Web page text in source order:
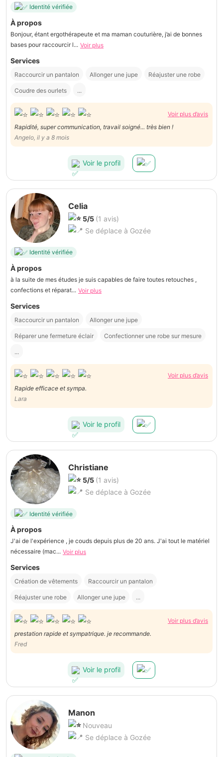
Identité vérifiée
À propos
Bonjour, étant ergothérapeute et ma maman couturière, j’ai de bonnes
bases pour raccourcir l... Voir plus
Services
Raccourcir un pantalon Allonger une jupe Réajuster une robe
Coudre des ourlets ...
Voir plus d’avis
Rapidité, super communication, travail soigné... très bien !
Angelo, il y a 8 mois
Voir le profil
Celia
5/5 (1 avis)
Se déplace à Gozée
Identité vérifiée
À propos
à la suite de mes études je suis capables de faire toutes retouches ,
confections et réparat... Voir plus
Services
Raccourcir un pantalon Allonger une jupe
Réparer une fermeture éclair Confectionner une robe sur mesure
...
Voir plus d’avis
Rapide efficace et sympa.
Lara
Voir le profil
Christiane
5/5 (1 avis)
Se déplace à Gozée
Identité vérifiée
À propos
J'ai de l'expérience , je couds depuis plus de 20 ans. J'ai tout le matériel
nécessaire (mac... Voir plus
Services
Création de vêtements Raccourcir un pantalon
Réajuster une robe Allonger une jupe ...
Voir plus d’avis
prestation rapide et sympatrique. je recommande.
Fred
Voir le profil
Manon
Nouveau
Se déplace à Gozée